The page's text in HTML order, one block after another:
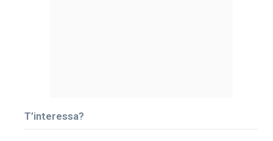
T’interessa?